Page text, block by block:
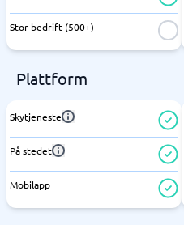
Stor bedrift (500+)
Plattform
Skytjeneste
På stedet
Mobilapp